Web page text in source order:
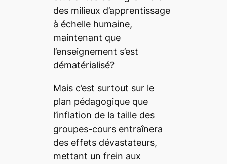
des milieux d’apprentissage
à échelle humaine,
maintenant que
l’enseignement s’est
dématérialisé?
Mais c’est surtout sur le
plan pédagogique que
l’inflation de la taille des
groupes-cours entraînera
des effets dévastateurs,
mettant un frein aux